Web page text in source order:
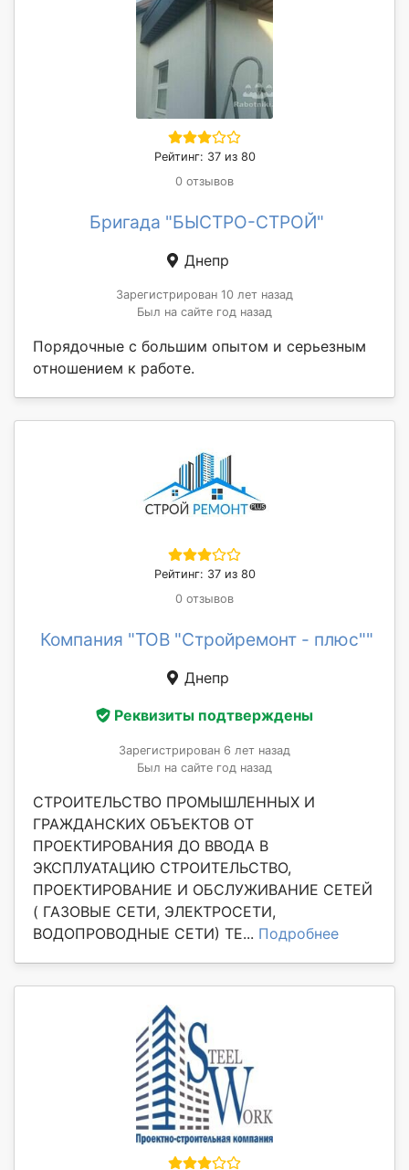
Рейтинг: 37 из 80
0 отзывов
Бригада "БЫСТРО-СТРОЙ"
Днепр
Зарегистрирован 10 лет назад
Был на сайте год назад
Порядочные с большим опытом и серьезным
отношением к работе.
Рейтинг: 37 из 80
0 отзывов
Компания "ТОВ "Стройремонт - плюс""
Днепр
Реквизиты подтверждены
Зарегистрирован 6 лет назад
Был на сайте год назад
СТРОИТЕЛЬСТВО ПРОМЫШЛЕННЫХ И
ГРАЖДАНСКИХ ОБЪЕКТОВ ОТ
ПРОЕКТИРОВАНИЯ ДО ВВОДА В
ЭКСПЛУАТАЦИЮ СТРОИТЕЛЬСТВО,
ПРОЕКТИРОВАНИЕ И ОБСЛУЖИВАНИЕ СЕТЕЙ
( ГАЗОВЫЕ СЕТИ, ЭЛЕКТРОСЕТИ,
ВОДОПРОВОДНЫЕ СЕТИ) ТЕ... Подробнее